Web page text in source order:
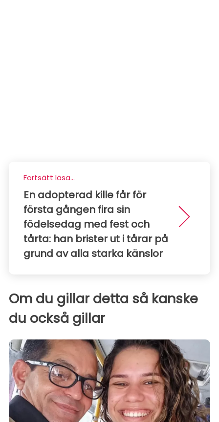
Fortsätt läsa...
En adopterad kille får för
första gången fira sin
födelsedag med fest och
tårta: han brister ut i tårar på
grund av alla starka känslor
Om du gillar detta så kanske
du också gillar